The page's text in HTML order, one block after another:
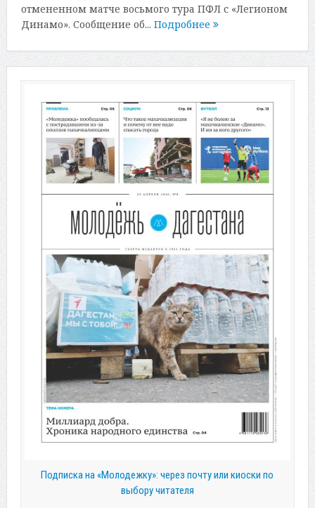
отмененном матче восьмого тура ПФЛ с «Легионом
Динамо». Сообщение об... Подробнее
Подписка на «Молодежку»: через почту или киоски по
выбору читателя